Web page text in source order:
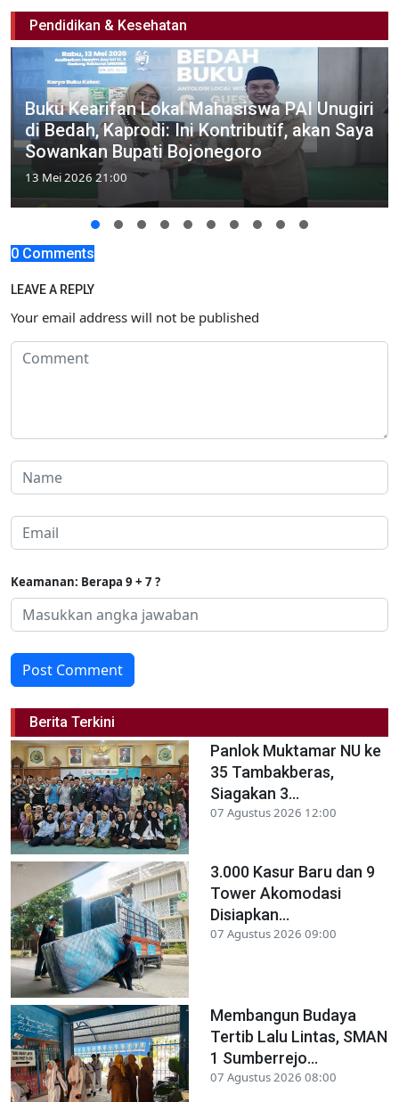
Pendidikan & Kesehatan
Buku Kearifan Lokal Mahasiswa PAI Unugiri
di Bedah, Kaprodi: Ini Kontributif, akan Saya
Sowankan Bupati Bojonegoro
13 Mei 2026 21:00
0 Comments
LEAVE A REPLY
Your email address will not be published
Keamanan: Berapa 9 + 7 ?
Post Comment
Berita Terkini
Panlok Muktamar NU ke
35 Tambakberas,
Siagakan 3...
07 Agustus 2026 12:00
3.000 Kasur Baru dan 9
Tower Akomodasi
Disiapkan...
07 Agustus 2026 09:00
Membangun Budaya
Tertib Lalu Lintas, SMAN
1 Sumberrejo...
07 Agustus 2026 08:00